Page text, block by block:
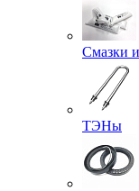
Смазки
ТЭНы